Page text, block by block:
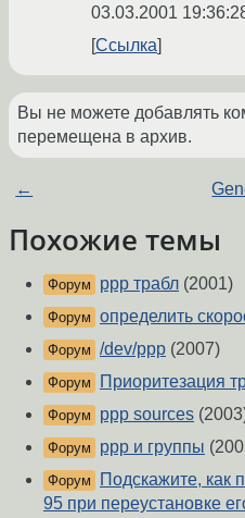
03.03.2001
Ссылка
Вы не можете добавлять
перемещена в архив.
←
Похожие темы
Форум ppp трабл (2001)
Форум определить
Форум /dev/ppp (2007)
Форум Приоритезация
Форум ppp sources
Форум ppp и группы
Форум
Подскажите, как
95 при переустановке